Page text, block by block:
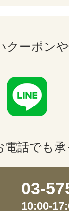
クーポン
電話でも
03-
10:00-